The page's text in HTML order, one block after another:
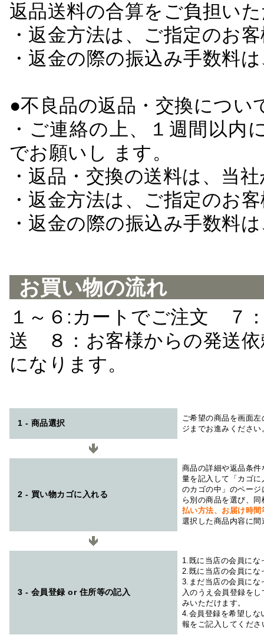
返品送料の合算をご負担い
・返金方法は、ご指定のお
・返金の際の振込み手数料
●不良品の返品・交換につい
・ご連絡の上、１週間以
でお願いし ます。
・返品・交換の送料は、当
・返金方法は、ご指定のお
・返金の際の振込み手数料
お買い物の流れ
１～６:カートでご注文 ７
送 ８：お客様からの発送
になります。
1 - 商品選択
ご希望の商品を画面
ジまでお進みください
2 - 買い物カゴに入れる
商品の詳細や返品条
量を記入して「カゴ
のカゴの中」のペー
ら別の商品を選び、
払い方法、お届け時
選択した商品内容に
3 - 会員登録 or 住所等の記入
1.既に当店の会員にな
2.既に当店の会員にな
3.まだ当店の会員にな
入のうえ会員登録を
みいただけます。
4.会員登録を希望しな
報をご記入してくださ